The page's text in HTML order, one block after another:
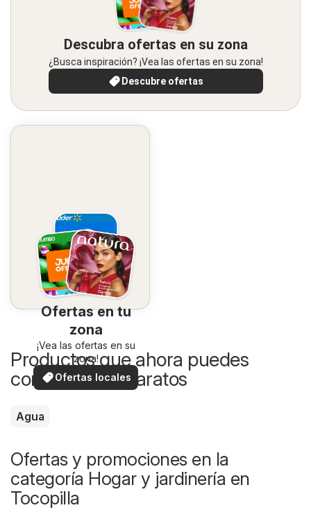
Descubra ofertas en su zona
¿Busca inspiración? ¡Vea las ofertas en su zona!
Descubre ofertas
Ofertas en tu
zona
¡Vea las ofertas en su
zona!
Ofertas locales
Productos que ahora puedes
comprar más baratos
Agua
Ofertas y promociones en la
categoría Hogar y jardinería en
Tocopilla